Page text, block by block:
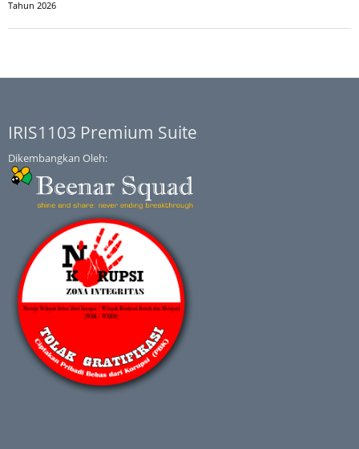
Tahun 2026
IRIS1103 Premium Suite
Dikembangkan Oleh: